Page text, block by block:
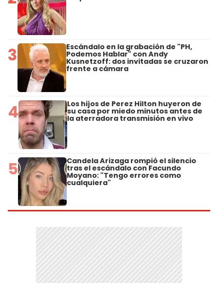
3 Escándalo en la grabación de "PH,
Podemos Hablar" con Andy
Kusnetzoff: dos invitadas se cruzaron
frente a cámara
4 Los hijos de Perez Hilton huyeron de
su casa por miedo minutos antes de
la aterradora transmisión en vivo
5 Candela Arizaga rompió el silencio
tras el escándalo con Facundo
Moyano: "Tengo errores como
cualquiera"